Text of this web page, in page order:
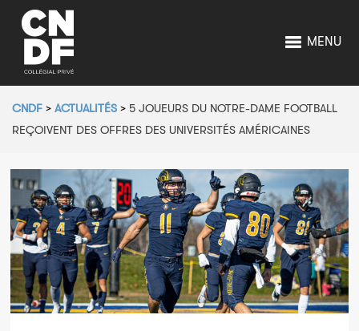
MENU
CNDF > ACTUALITÉS > 5 JOUEURS DU NOTRE-DAME FOOTBALL
REÇOIVENT DES OFFRES DES UNIVERSITÉS AMÉRICAINES